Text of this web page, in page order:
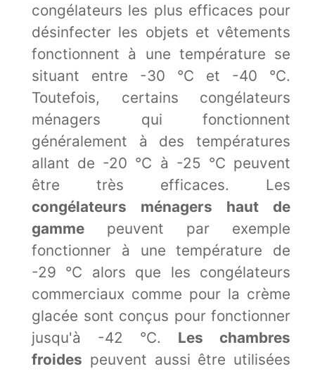
congélateurs les plus efficaces pour
désinfecter les objets et vêtements
fonctionnent à une température se
situant entre -30 °C et -40 °C.
Toutefois, certains congélateurs
ménagers qui fonctionnent
généralement à des températures
allant de -20 °C à -25 °C peuvent
être très efficaces. Les
congélateurs ménagers haut de
gamme peuvent par exemple
fonctionner à une température de
-29 °C alors que les congélateurs
commerciaux comme pour la crème
glacée sont conçus pour fonctionner
jusqu'à -42 °C. Les chambres
froides peuvent aussi être utilisées